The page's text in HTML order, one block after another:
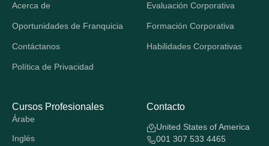
Acerca de
Oportunidades de Franquicia
Contáctanos
Política de Privacidad
Evaluación Corporativa
Formación Corporativa
Habilidades Corporativas
Cursos Profesionales
Árabe
Inglés
Contacto
United States of America
001 307 533 4465